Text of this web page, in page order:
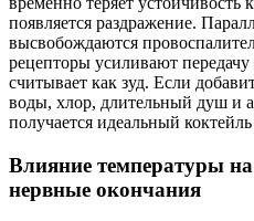
появляется раздражение.
высвобождаются
рецепторы усиливают
считывает как зуд. Если
воды, хлор, длительный душ и
получается идеальный
Влияние температуры
нервные окончания